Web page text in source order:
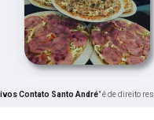
Contato Santo André" é de direito